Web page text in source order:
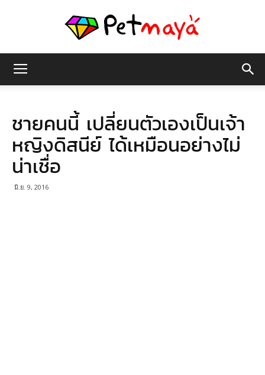
มายา
ชายคนนี้ เปลี่ยนตัวเองเป็นเจ้า
หญิงดิสนีย์ ได้เหมือนอย่างไม่
น่าเชื่อ
มิ.ย. 9, 2016